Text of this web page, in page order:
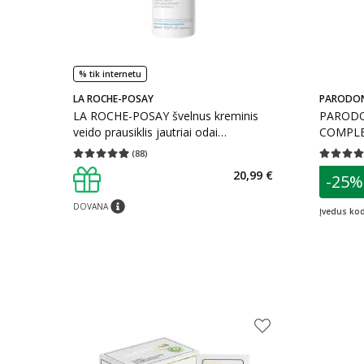
% tik internetu
LA ROCHE-POSAY
LA ROCHE-POSAY švelnus kreminis
veido prausiklis jautriai odai
TOLERIANE, 400 ml
(88)
Vidutinis įvertinimas 4.91
DOVANApatarimas
20,99 €
FRESH,
Vidutinis
-25%
Įvedus